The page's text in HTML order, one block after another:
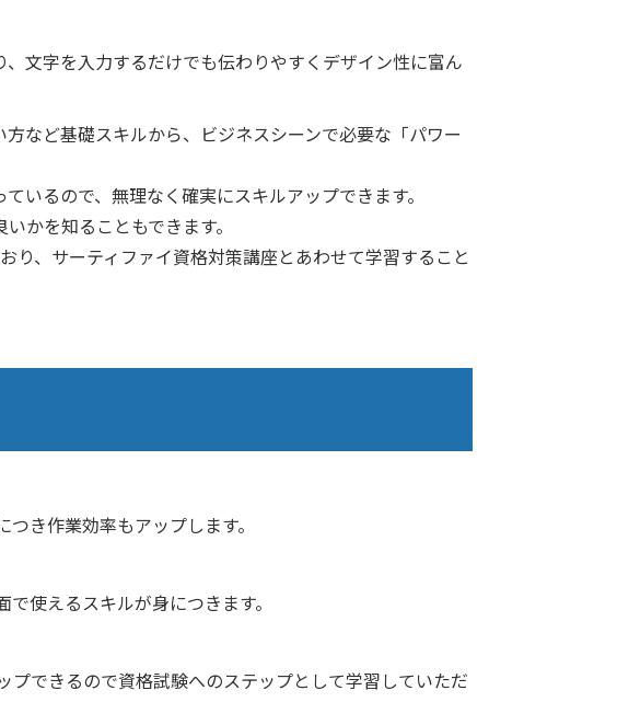
文字を入力するだけでも伝わりやすくデザイン性に富ん
など基礎スキルから、ビジネスシーンで必要な「パワー
いるので、無理なく確実にスキルアップできます。
かを知ることもできます。
、サーティファイ資格対策講座とあわせて学習すること
き作業効率もアップします。
使えるスキルが身につきます。
できるので資格試験へのステップとして学習していただ